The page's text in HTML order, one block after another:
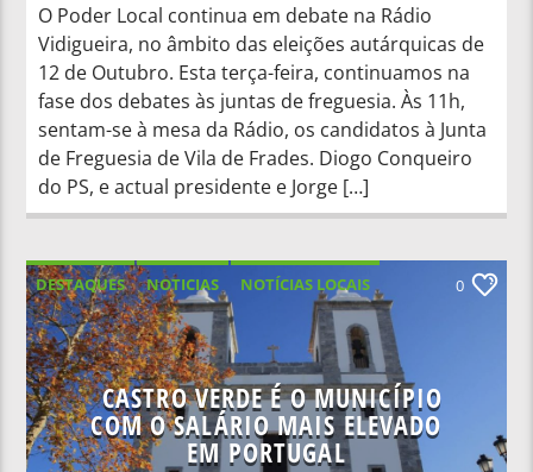
O Poder Local continua em debate na Rádio
Vidigueira, no âmbito das eleições autárquicas de
12 de Outubro. Esta terça-feira, continuamos na
fase dos debates às juntas de freguesia. Às 11h,
sentam-se à mesa da Rádio, os candidatos à Junta
de Freguesia de Vila de Frades. Diogo Conqueiro
do PS, e actual presidente e Jorge […]
DESTAQUES NOTICIAS
NOTÍCIAS LOCAIS
NOTÍCIAS NACIONAIS
0
CASTRO VERDE É O MUNICÍPIO
COM O SALÁRIO MAIS ELEVADO
EM PORTUGAL